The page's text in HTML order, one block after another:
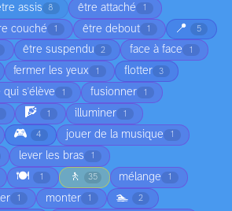
assis 8 être attaché 1
couché 1 être debout 1 📍 5
être suspendu 2 face à face 1
fermer les yeux 1 flotter 3
qui s'élève 1 fusionner 1
🧗 1 illuminer 1
🎮 4 jouer de la musique 1
lever les bras 1
🍽️ 1 🚶 35 mélange 1
1 monter 1 🏊 2